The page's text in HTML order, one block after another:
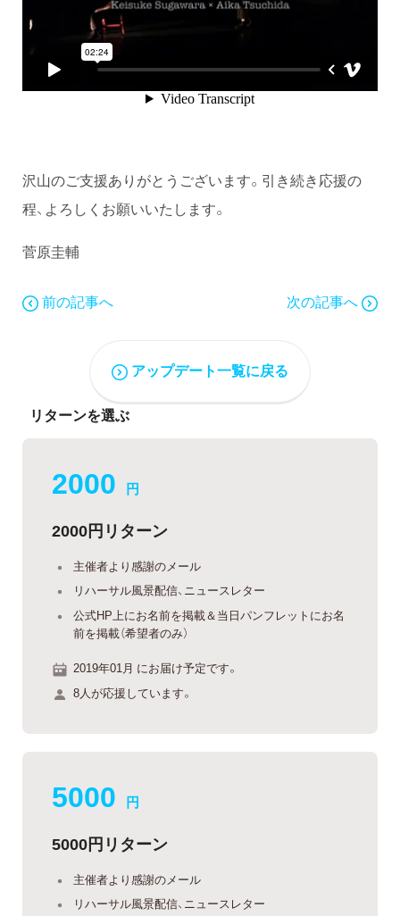
沢山のご支援ありがとうございます。引き続き応援の
程、よろしくお願いいたします。
菅原圭輔
前の記事へ 次の記事へ
アップデート一覧に戻る
リターンを選ぶ
2000 円
2000円リターン
主催者より感謝のメール
リハーサル風景配信、ニュースレター
公式HP上にお名前を掲載＆当日パンフレットにお名
前を掲載（希望者のみ）
2019年01月 にお届け予定です。
8人が応援しています。
5000 円
5000円リターン
主催者より感謝のメール
リハーサル風景配信、ニュースレター